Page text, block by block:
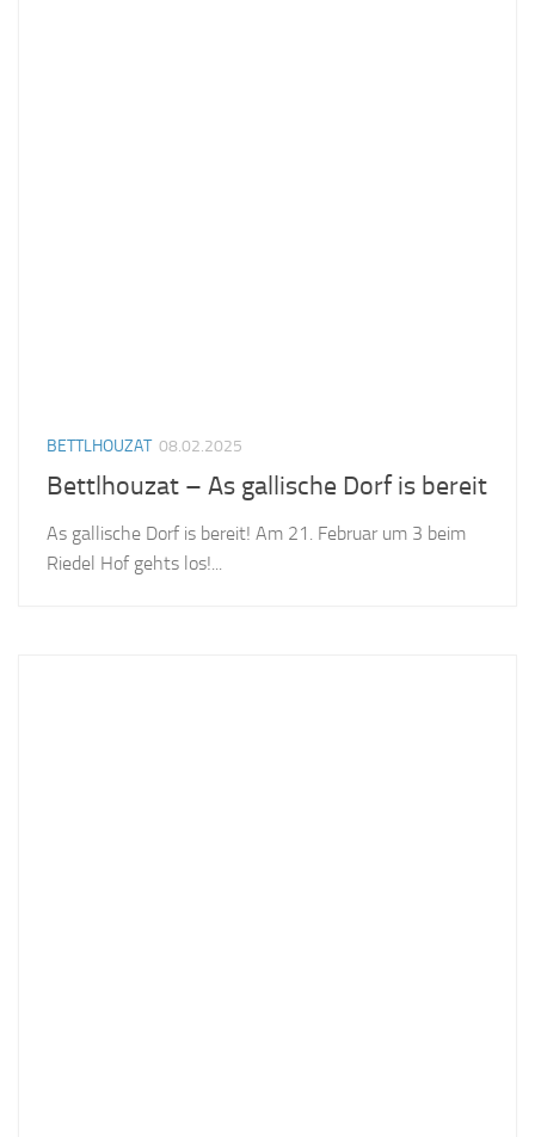
BETTLHOUZAT 08.02.2025
Bettlhouzat – As gallische Dorf is bereit
As gallische Dorf is bereit! Am 21. Februar um 3 beim
Riedel Hof gehts los!...